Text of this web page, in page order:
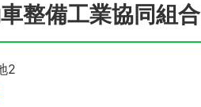
整備工業協同組合
2